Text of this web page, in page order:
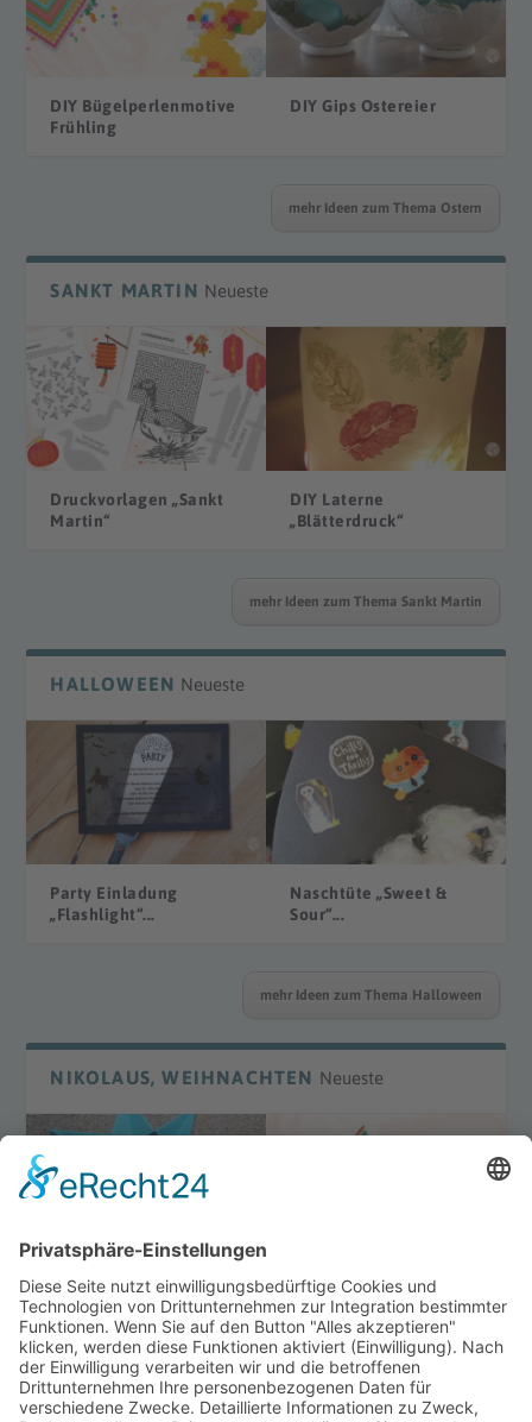
DIY Bügelperlenmotive
Frühling
DIY Gips Ostereier
mehr Ideen zum Thema Ostern
SANKT MARTIN Neueste
Druckvorlagen „Sankt
Martin“
DIY Laterne
„Blätterdruck“
mehr Ideen zum Thema Sankt Martin
HALLOWEEN Neueste
Party Einladung
„Flashlight“...
Naschtüte „Sweet &
Sour“...
mehr Ideen zum Thema Halloween
NIKOLAUS, WEIHNACHTEN Neueste
DIY Laterne „Waldorf“
DIY Bügelperlenmotive
Winter
mehr Ideen zum Thema Weihnachten